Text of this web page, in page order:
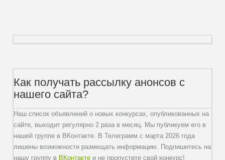
Как получать рассылку анонсов с
нашего сайта?
Наш список объявлений о новых конкурсах, опубликованных на
сайте, выходит регулярно 2 раза в месяц. Мы публикуем его в
нашей группе в ВКонтакте. В Телеграмм с марта 2026 года
лишены возможности размещать информацию. Подпишитесь на
нашу группу в ВКонтакте и не пропустите свой конкурс!